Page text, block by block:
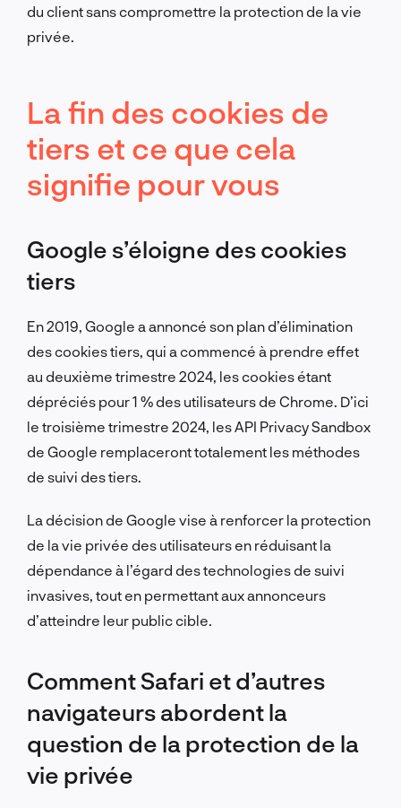
du client sans compromettre la protection de la vie
privée.
La fin des cookies de
tiers et ce que cela
signifie pour vous
Google s’éloigne des cookies
tiers
En 2019, Google a annoncé son plan d’élimination
des cookies tiers, qui a commencé à prendre effet
au deuxième trimestre 2024, les cookies étant
dépréciés pour 1 % des utilisateurs de Chrome. D’ici
le troisième trimestre 2024, les API Privacy Sandbox
de Google remplaceront totalement les méthodes
de suivi des tiers.
La décision de Google vise à renforcer la protection
de la vie privée des utilisateurs en réduisant la
dépendance à l’égard des technologies de suivi
invasives, tout en permettant aux annonceurs
d’atteindre leur public cible.
Comment Safari et d’autres
navigateurs abordent la
question de la protection de la
vie privée